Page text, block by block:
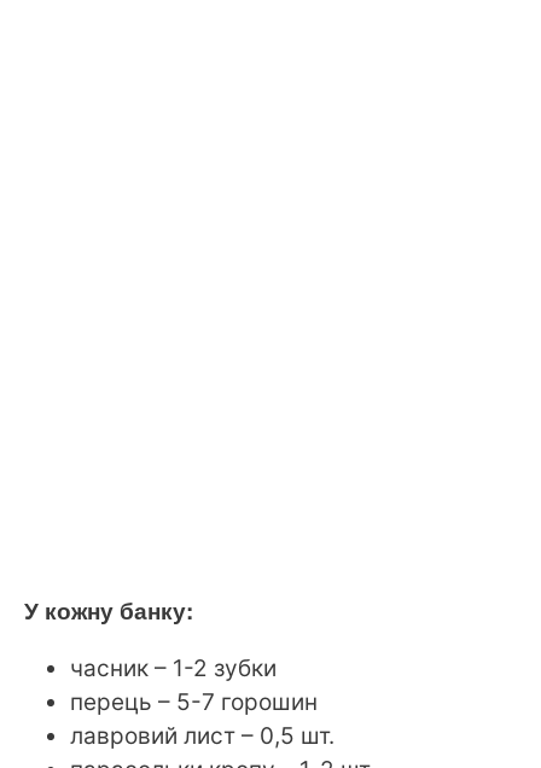
У кожну банку:
часник – 1-2 зубки
перець – 5-7 горошин
лавровий лист – 0,5 шт.